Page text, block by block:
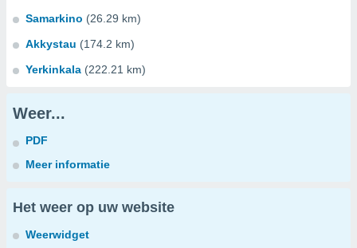
Samarkino (26.29 km)
Akkystau (174.2 km)
Yerkinkala (222.21 km)
Weer...
PDF
Meer informatie
Het weer op uw website
Weerwidget